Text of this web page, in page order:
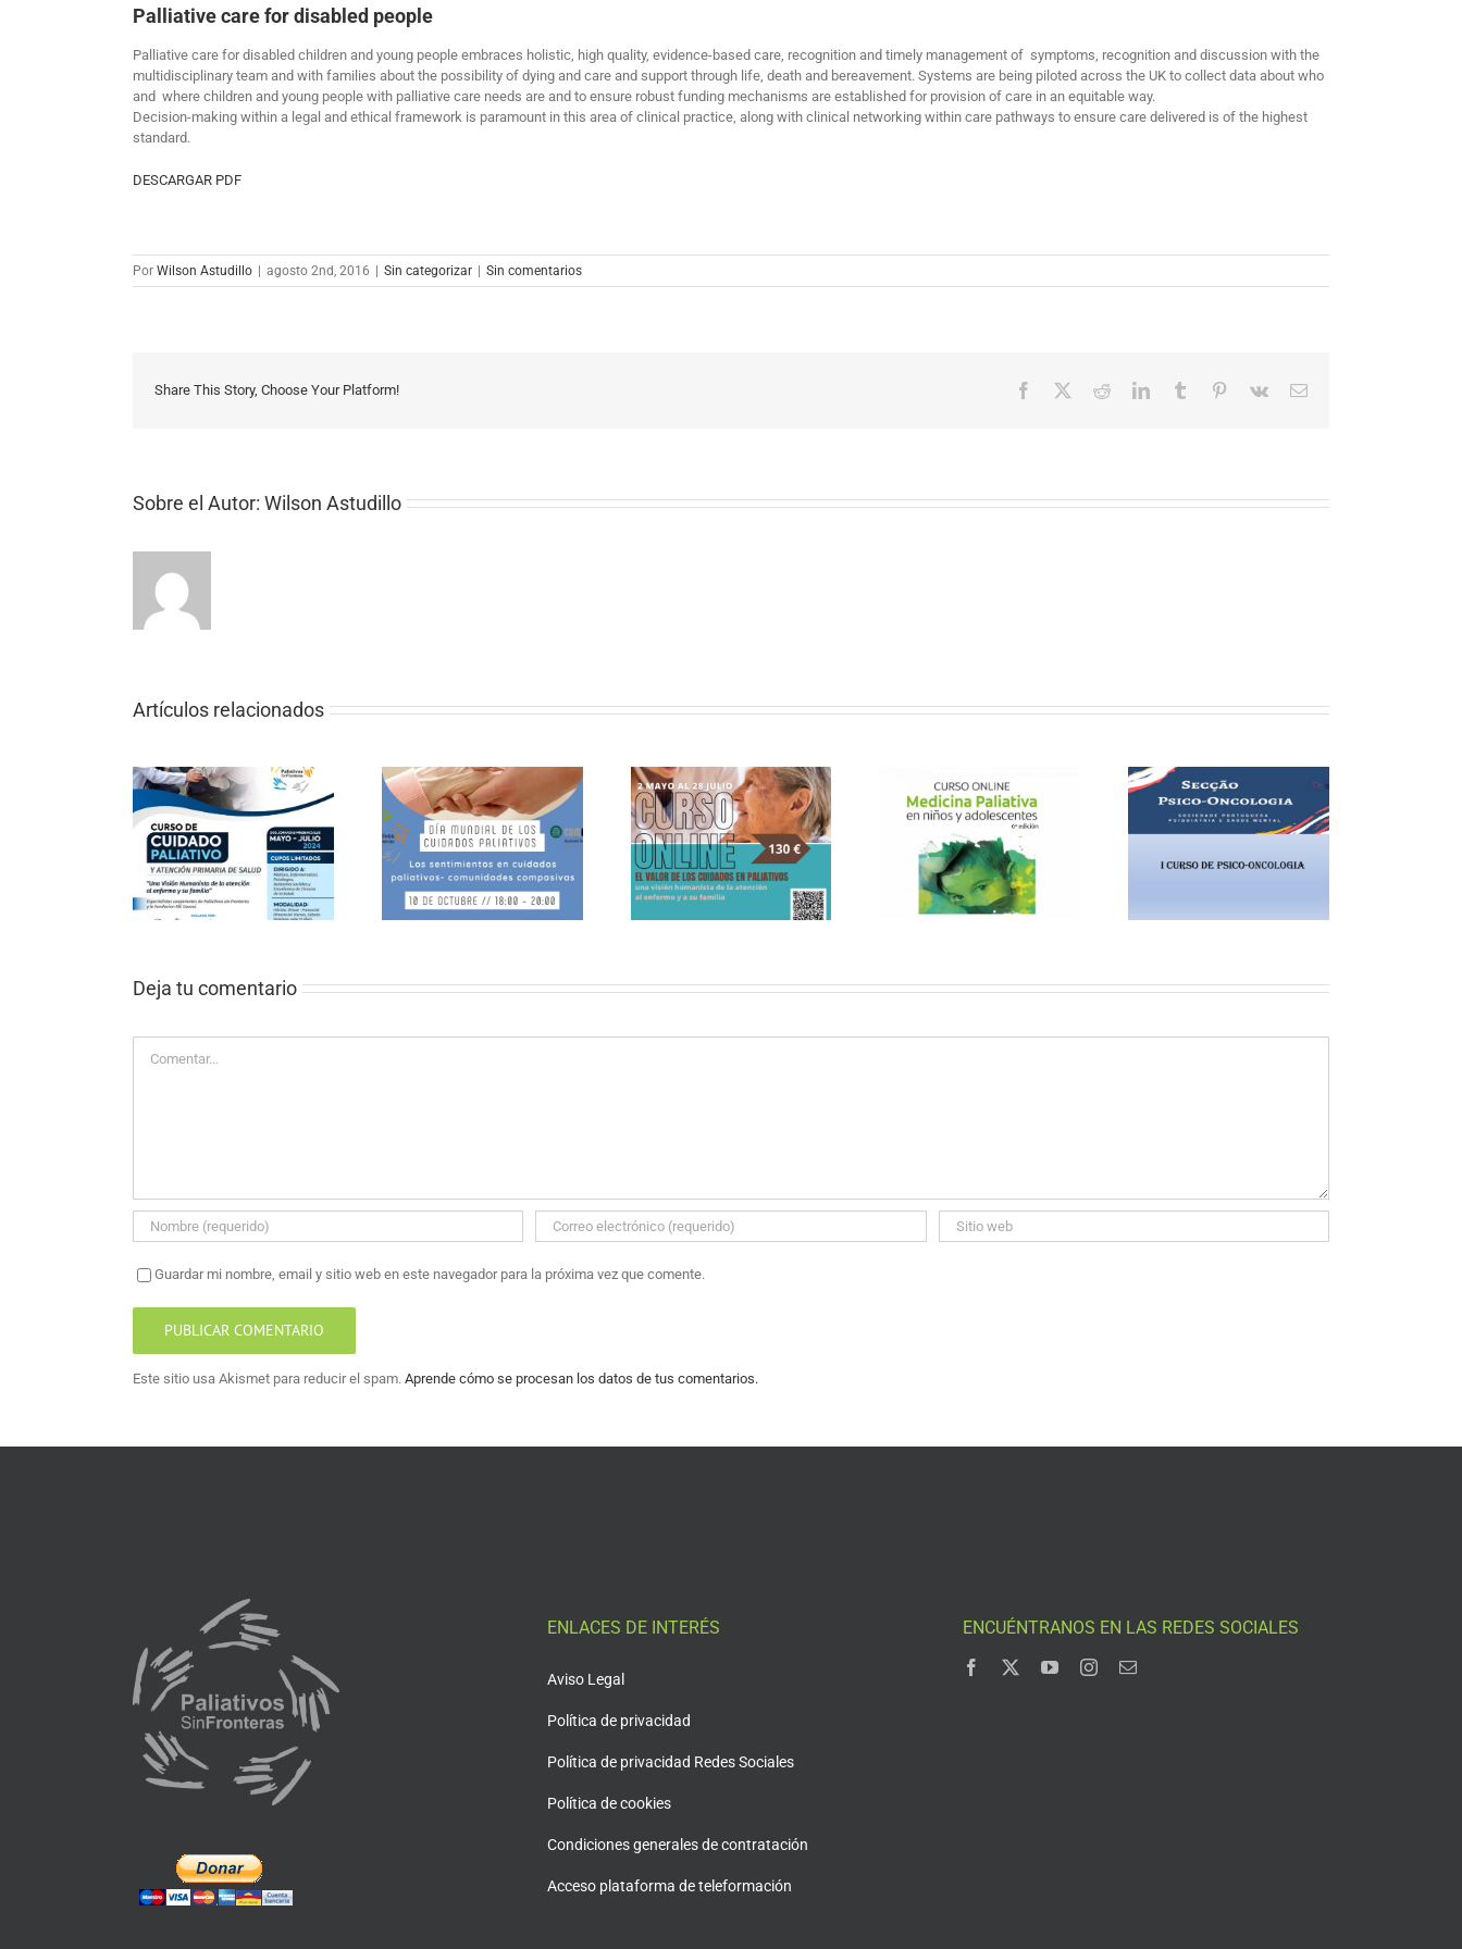
Palliative care for disabled people
Palliative care for disabled children and young people embraces holistic, high quality, evidence-based care, recognition and timely management of symptoms, recognition and discussion with the
multidisciplinary team and with families about the possibility of dying and care and support through life, death and bereavement. Systems are being piloted across the UK to collect data about who
and where children and young people with palliative care needs are and to ensure robust funding mechanisms are established for provision of care in an equitable way.
Decision-making within a legal and ethical framework is paramount in this area of clinical practice, along with clinical networking within care pathways to ensure care delivered is of the highest
standard.
DESCARGAR PDF
Por Wilson Astudillo | agosto 2nd, 2016 | Sin categorizar | Sin comentarios
Share This Story, Choose Your Platform! Facebook RedditLinkedInTumblr Pinterest
Vk
Correo
Sobre el Autor: Wilson Astudillo
Artículos relacionados
Los sentimientos en
cuidados paliativos
CURSO ONLINE DE
PALIATIVOS SIN
FRONTERAS «EL VALOR
DE LOS CUIDADOS EN
PALIATIVOS»
Sexta Edición de cursos
online Medicina Paliativa
en niños y adolescentes
I Curso de Psico-
Oncologia
Paliativo y Atención
Deja tu comentario
Guardar mi nombre, email y sitio web en este navegador para la próxima vez que comente.
Este sitio usa Akismet para reducir el spam. Aprende cómo se procesan los datos de tus comentarios.
ENLACES DE INTERÉS
Aviso Legal
Política de privacidad
Política de privacidad Redes Sociales
Política de cookies
Condiciones generales de contratación
Acceso plataforma de teleformación
ENCUÉNTRANOS EN LAS REDES SOCIALES